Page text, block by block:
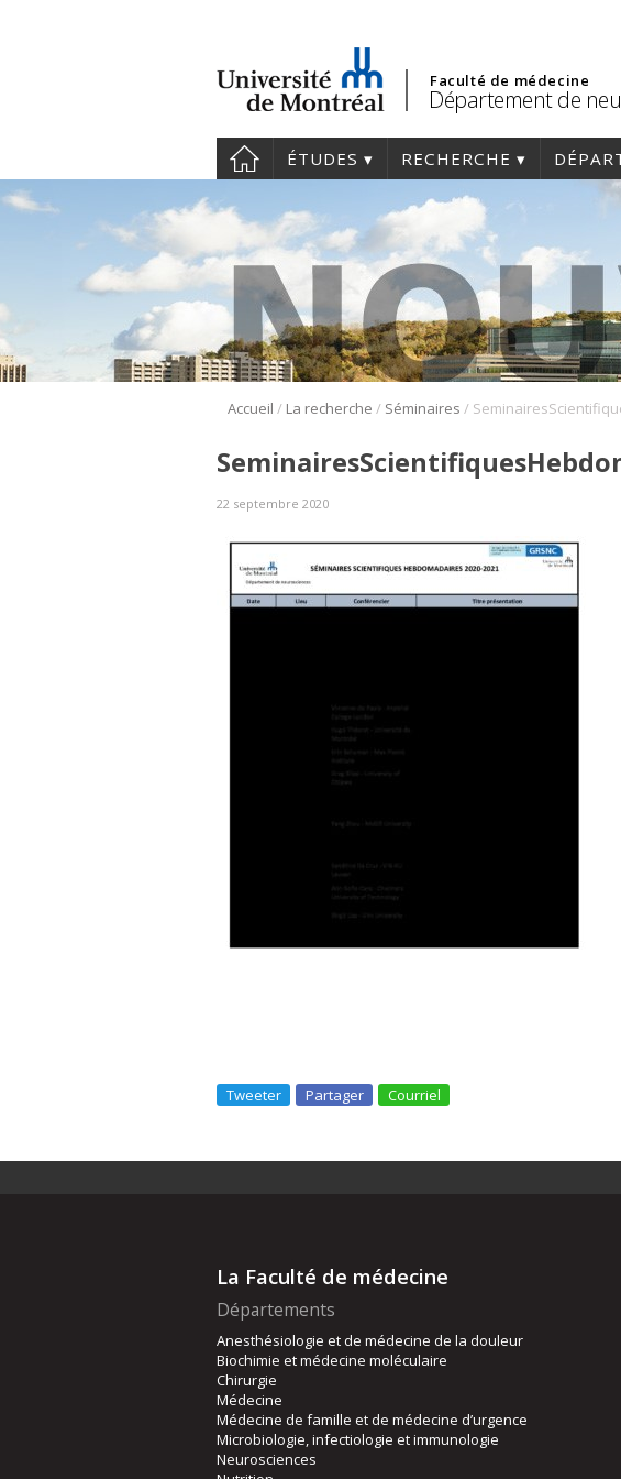
Faculté de médecine
Département de
ÉTUDES RECHERCHE
Accueil / La recherche / Séminaires /
22 septembre 2020
Tweeter Partager Courriel
La Faculté de médecine
Départements
Anesthésiologie et de médecine de la douleur
Biochimie et médecine moléculaire
Chirurgie
Médecine
Médecine de famille et de médecine d’urgence
Microbiologie, infectiologie et immunologie
Neurosciences